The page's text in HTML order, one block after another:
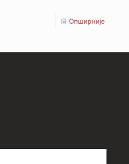
Опширније